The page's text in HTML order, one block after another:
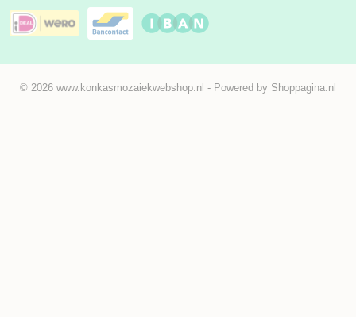
© 2026 www.konkasmozaiekwebshop.nl - Powered by Shoppagina.nl